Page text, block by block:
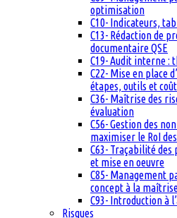
optimisation
C10- Indicateurs,
C13- Rédaction de
documentaire QSE
C19- Audit interne :
C22- Mise en place
étapes, outils et
C36- Maîtrise des
évaluation
C56- Gestion des
maximiser le RoI
C63- Traçabilité des
et mise en oeuvre
C85- Management
concept à la
C93- Introduction à
Risques